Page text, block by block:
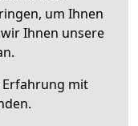
um Ihnen
Ihnen unsere
Erfahrung mit
.